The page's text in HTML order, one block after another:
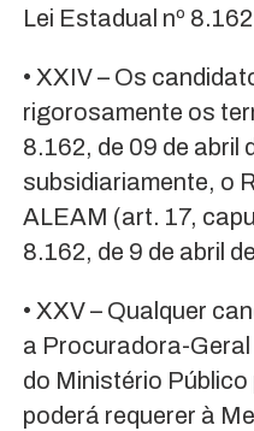
Lei Estadual nº
• XXIV – Os
rigorosamente os
8.162, de 09 de abril
subsidiariamente, o
ALEAM (art. 17,
8.162, de 9 de abril
• XXV – Qualquer
a Procuradora-
do Ministério
poderá requerer à